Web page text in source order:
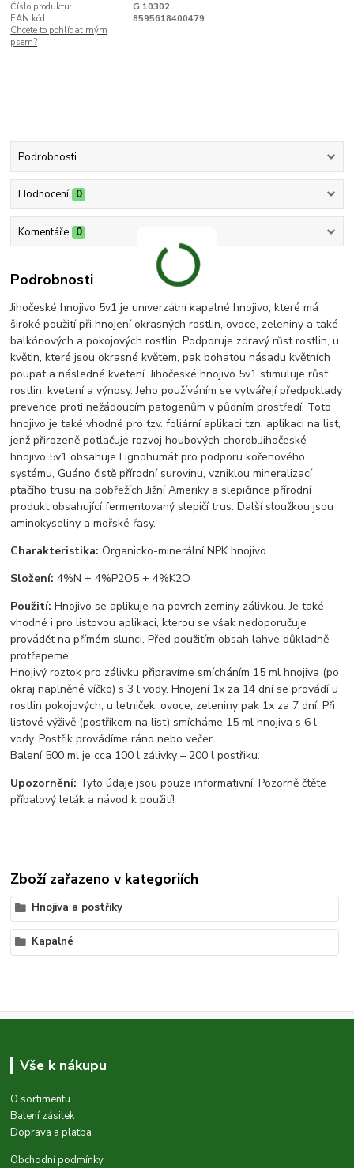
Číslo produktu:
G 10302
EAN kód:
8595618400479
Chcete to pohlídat mým
psem?
Podrobnosti
Hodnocení 0
Komentáře 0
Podrobnosti
Jihočeské hnojivo 5v1 je univerzální kapalné hnojivo, které má
široké použití při hnojení okrasných rostlin, ovoce, zeleniny a také
balkónových a pokojových rostlin. Podporuje zdravý růst rostlin, u
květin, které jsou okrasné květem, pak bohatou násadu květních
poupat a následné kvetení. Jihočeské hnojivo 5v1 stimuluje růst
rostlin, kvetení a výnosy. Jeho používáním se vytvářejí předpoklady
prevence proti nežádoucím patogenům v půdním prostředí. Toto
hnojivo je také vhodné pro tzv. foliární aplikaci tzn. aplikaci na list,
jenž přirozeně potlačuje rozvoj houbových chorob.Jihočeské
hnojivo 5v1 obsahuje Lignohumát pro podporu kořenového
systému, Guáno čistě přírodní surovinu, vzniklou mineralizací
ptačího trusu na pobřežích Jižní Ameriky a slepičince přírodní
produkt obsahující fermentovaný slepičí trus. Další sloužkou jsou
aminokyseliny a mořské řasy.
Charakteristika:Organicko-minerální NPK hnojivo
Složení: 4%N + 4%P2O5 + 4%K2O
Použití: Hnojivo se aplikuje na povrch zeminy zálivkou. Je také
vhodné i pro listovou aplikaci, kterou se však nedoporučuje
provádět na přímém slunci. Před použitím obsah lahve důkladně
protřepeme.
Hnojivý roztok pro zálivku připravíme smícháním 15 ml hnojiva (po
okraj naplněné víčko) s 3 l vody. Hnojení 1x za 14 dní se provádí u
rostlin pokojových, u letniček, ovoce, zeleniny pak 1x za 7 dní. Při
listové výživě (postřikem na list) smícháme 15 ml hnojiva s 6 l
vody. Postřik provádíme ráno nebo večer.
Balení 500 ml je cca 100 l zálivky – 200 l postřiku.
Upozornění: Tyto údaje jsou pouze informativní. Pozorně čtěte
příbalový leták a návod k použití!
Zboží zařazeno v kategoriích
Hnojiva a postřiky
Kapalné
Vše k nákupu
O sortimentu
Balení zásilek
Doprava a platba
Obchodní podmínky